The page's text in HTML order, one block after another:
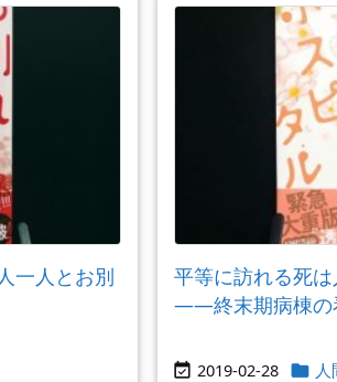
一人とお別
平等に訪れる死
――終末期病棟の
 2019-02-28 